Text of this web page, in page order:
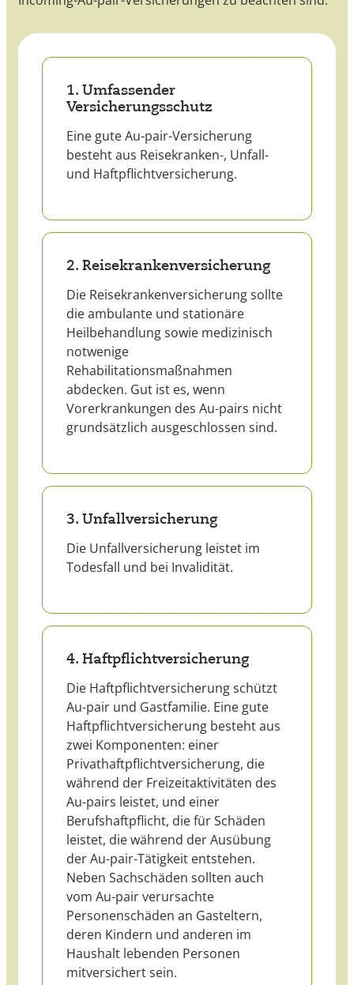
1. Umfassender
Versicherungsschutz
Eine gute Au-pair-Versicherung
besteht aus Reisekranken-, Unfall-
und Haftpflichtversicherung.
2. Reisekrankenversicherung
Die Reisekrankenversicherung sollte
die ambulante und stationäre
Heilbehandlung sowie medizinisch
notwenige
Rehabilitationsmaßnahmen
abdecken. Gut ist es, wenn
Vorerkrankungen des Au-pairs nicht
grundsätzlich ausgeschlossen sind.
3. Unfallversicherung
Die Unfallversicherung leistet im
Todesfall und bei Invalidität.
4. Haftpflichtversicherung
Die Haftpflichtversicherung schützt
Au-pair und Gastfamilie. Eine gute
Haftpflichtversicherung besteht aus
zwei Komponenten: einer
Privathaftpflichtversicherung, die
während der Freizeitaktivitäten des
Au-pairs leistet, und einer
Berufshaftpflicht, die für Schäden
leistet, die während der Ausübung
der Au-pair-Tätigkeit entstehen.
Neben Sachschäden sollten auch
vom Au-pair verursachte
Personenschäden an Gasteltern,
deren Kindern und anderen im
Haushalt lebenden Personen
mitversichert sein.